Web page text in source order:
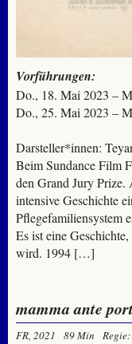
Vorführungen:
Do., 18. Mai 2023 –
Do., 25. Mai 2023 –
Darsteller*innen:
Beim Sundance Film
den Grand Jury
intensive Geschichte
Pflegefamiliensystem
Es ist eine
wird. 1994 […]
mamma ante
FR, 2021 89 Min